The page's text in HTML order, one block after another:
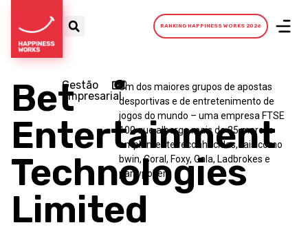
RANKING HAPPINESS WORKS 2026
Bet
Entertainment
Technologies
Limited
Gestão
Empresarial
Um dos maiores grupos de apostas
desportivas e de entretenimento de
jogos do mundo – uma empresa FTSE
100 que alberga mais de 25 marcas
amplamente reconhecidas, tais como
bwin, Coral, Foxy, Gala, Ladbrokes e
partypoker.